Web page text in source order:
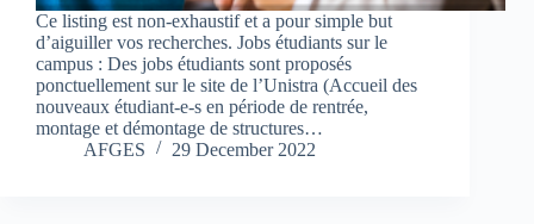
Ce listing est non-exhaustif et a pour simple but
d’aiguiller vos recherches. Jobs étudiants sur le
campus : Des jobs étudiants sont proposés
ponctuellement sur le site de l’Unistra (Accueil des
nouveaux étudiant-e-s en période de rentrée,
montage et démontage de structures…
AFGES
29 December 2022